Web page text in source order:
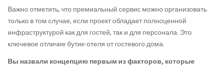
Важно отметить, что премиальный сервис можно организовать
только в том случае, если проект обладает полноценной
инфраструктурой как для гостей, так и для персонала. Это
ключевое отличие бутик-отеля от гостевого дома.
Вы назвали концепцию первым из факторов, которые